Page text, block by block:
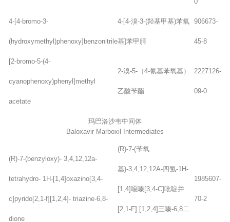
4-[4-bromo-3-
(hydroxymethyl)phenoxy]benzonitrile
4-[4-溴-3-(羟基甲基)苯氧
基]苯甲腈
906673-
45-8
[2-bromo-5-(4-
cyanophenoxy)phenyl]methyl
acetate
2-溴-5-（4-氰基苯氧基）
乙酸苄酯
2227126-
09-0
玛巴洛沙韦中间体
Baloxavir Marboxil Intermediates
(R)-7-(benzyloxy)- 3,4,12,12a-
tetrahydro- 1H-[1,4]oxazino[3,4-
c]pyrido[2,1-f][1,2,4]- triazine-6,8-
dione
(R)-7-(苄氧
基)-3,4,12,12A-四氢-1H-
[1,4]噁嗪[3,4-C]吡啶并
[2,1-F] [1,2,4]三嗪-6,8二
1985607-
70-2